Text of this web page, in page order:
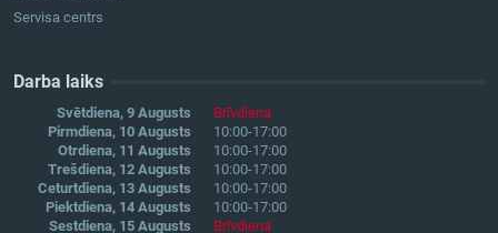
Servisa centrs
Darba laiks
Svētdiena, 9 Augusts
Brīvdiena
Pirmdiena, 10 Augusts
10:00-17:00
Otrdiena, 11 Augusts
10:00-17:00
Trešdiena, 12 Augusts
10:00-17:00
Ceturtdiena, 13 Augusts
10:00-17:00
Piektdiena, 14 Augusts
10:00-17:00
Sestdiena, 15 Augusts
Brīvdiena